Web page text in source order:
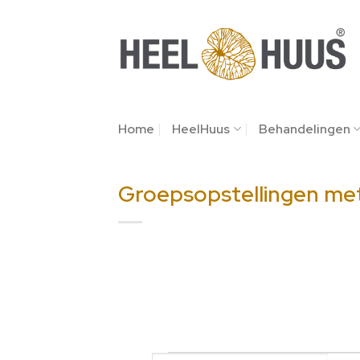
Home HeelHuus Behandelingen
Groepsopstellingen